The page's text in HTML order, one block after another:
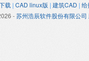
载 | CAD linux版 | 建筑CAD | 给
-苏州浩辰软件股份有限公